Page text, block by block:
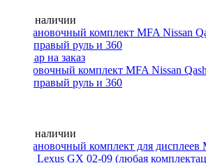
Нет в наличии
Установочный комплект MFA Nissan
2017, правый руль и 360
Нет в наличии